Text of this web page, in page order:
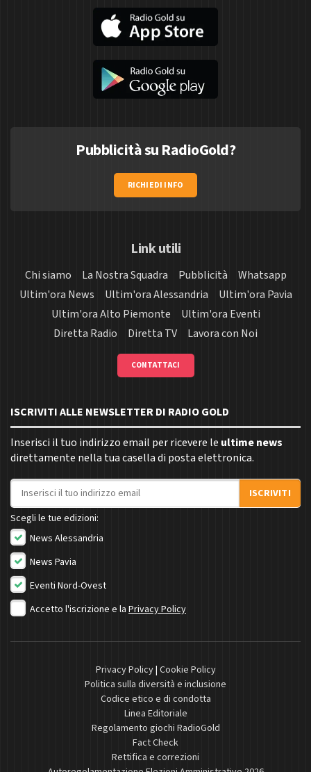
Pubblicità su RadioGold?
RICHIEDI INFO
Link utili
Chi siamo La Nostra Squadra Pubblicità
Whatsapp
Ultim'ora News
Ultim'ora Alessandria
Ultim'ora Pavia
Ultim'ora Alto Piemonte
Ultim'ora Eventi
Diretta Radio
Diretta TV Lavora con Noi
CONTATTACI
ISCRIVITI ALLE NEWSLETTER DI RADIO GOLD
Inserisci il tuo indirizzo email per ricevere le ultime news
direttamente nella tua casella di posta elettronica.
Indirizzo email
ISCRIVITI
Scegli le tue edizioni:
News Alessandria
News Pavia
Eventi Nord-Ovest
Accetto l'iscrizione e la Privacy Policy
Privacy Policy| Cookie Policy
Politica sulla diversità e inclusione
Codice etico e di condotta
Linea Editoriale
Regolamento giochi RadioGold
Fact Check
Rettifica e correzioni